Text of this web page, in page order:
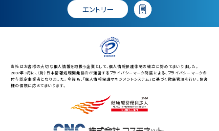
エントリー
当社はお客様の大切な個人情報を取扱う企業として、個人情報保護体制の確立に努めてまいりました。
2007年3月に、（財）日本情報処理開発協会が運営するプライバシーマーク制度による、プライバシーマークの
付与認定事業者となりました。今後も、「個人情報保護マネジメントシステム」に基づく徹底管理を行い、お客
様の信頼に応えてまいります。